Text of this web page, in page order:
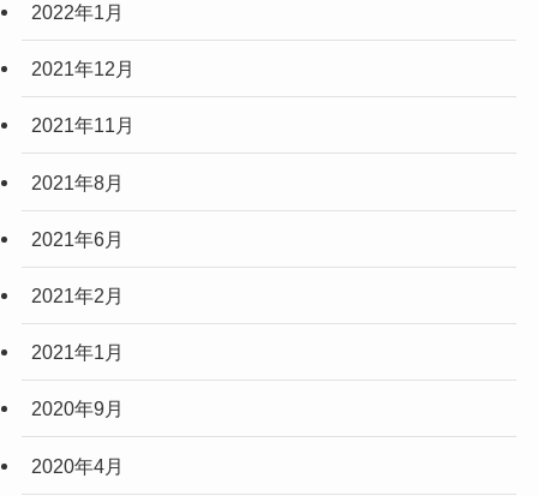
2022年1月
2021年12月
2021年11月
2021年8月
2021年6月
2021年2月
2021年1月
2020年9月
2020年4月